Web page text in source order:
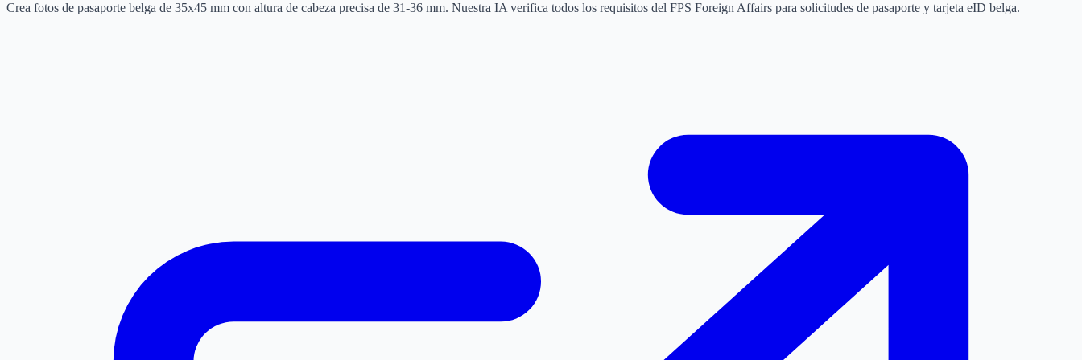
Crea fotos de pasaporte belga de 35x45 mm con altura de cabeza precisa de 31-36 mm. Nuestra IA verifica todos los requisitos del FPS Foreign Affairs para solicitudes de pasaporte y tarjeta eID belga.